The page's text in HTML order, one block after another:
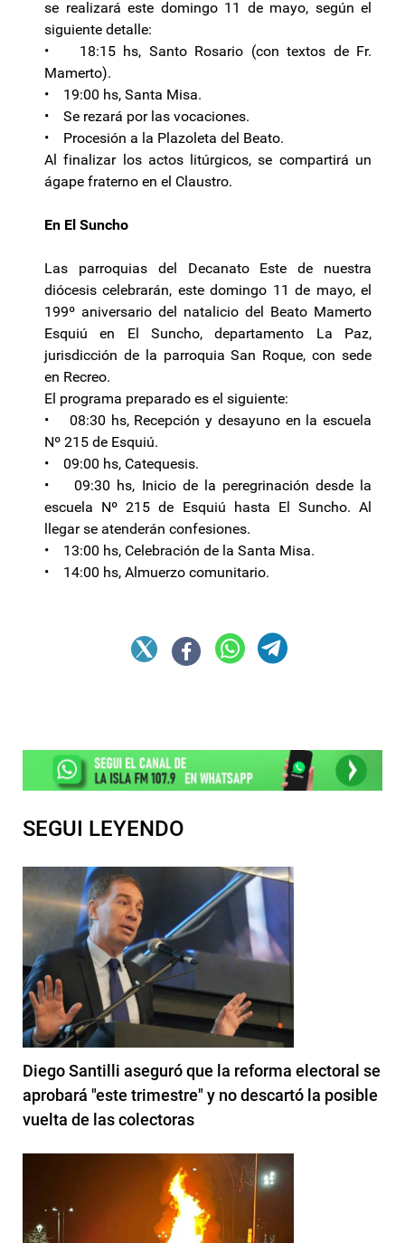
se realizará este domingo 11 de mayo, según el
siguiente detalle:
• 18:15 hs, Santo Rosario (con textos de Fr.
Mamerto).
• 19:00 hs, Santa Misa.
• Se rezará por las vocaciones.
• Procesión a la Plazoleta del Beato.
Al finalizar los actos litúrgicos, se compartirá un
ágape fraterno en el Claustro.
En El Suncho
Las parroquias del Decanato Este de nuestra
diócesis celebrarán, este domingo 11 de mayo, el
199º aniversario del natalicio del Beato Mamerto
Esquiú en El Suncho, departamento La Paz,
jurisdicción de la parroquia San Roque, con sede
en Recreo.
El programa preparado es el siguiente:
• 08:30 hs, Recepción y desayuno en la escuela
Nº 215 de Esquiú.
• 09:00 hs, Catequesis.
• 09:30 hs, Inicio de la peregrinación desde la
escuela Nº 215 de Esquiú hasta El Suncho. Al
llegar se atenderán confesiones.
• 13:00 hs, Celebración de la Santa Misa.
• 14:00 hs, Almuerzo comunitario.
SEGUI LEYENDO
Diego Santilli aseguró que la reforma electoral se
aprobará "este trimestre" y no descartó la posible
vuelta de las colectoras